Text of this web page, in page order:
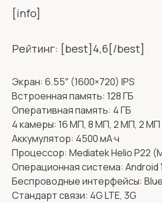
[info]
Рейтинг: [best]4,6[/best]
Экран: 6.55″ (1600×720) IPS
Встроенная память: 128 ГБ
Оперативная память: 4 ГБ
4 камеры: 16 МП, 8 МП, 2 МП, 2 МП
Аккумулятор: 4500 мА·ч
Процессор: Mediatek Helio P22
Операционная система: Android
Беспроводные интерфейсы:
Стандарт связи: 4G LTE, 3G